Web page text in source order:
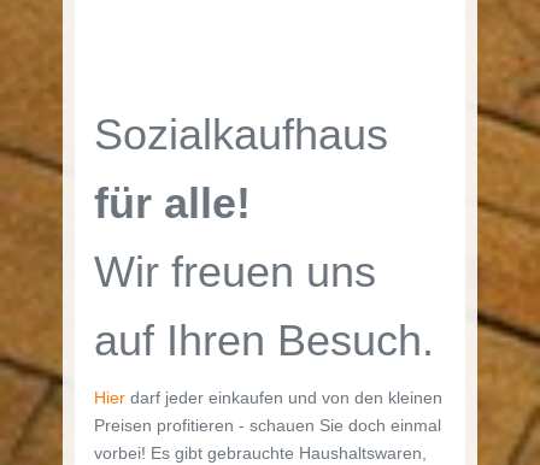
Sozialkaufhaus
für alle!
Wir freuen uns
auf Ihren Besuch.
Hier darf jeder einkaufen und von den kleinen
Preisen profitieren - schauen Sie doch einmal
vorbei! Es gibt gebrauchte Haushaltswaren,